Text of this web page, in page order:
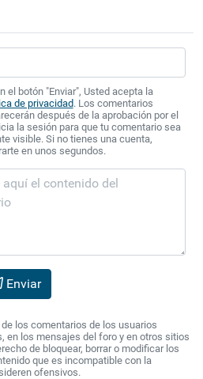
el botón "Enviar", Usted acepta la
de privacidad. Los comentarios
después de la aprobación por el
la sesión para que tu comentario sea
visible. Si no tienes una cuenta,
en unos segundos.
Enviar
los comentarios de los usuarios
en los mensajes del foro y en otros sitios
de bloquear, borrar o modificar los
que es incompatible con la
ofensivos.